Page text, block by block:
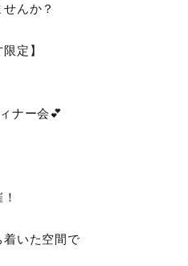
んか？
定】
ナー会💕
いた空間で